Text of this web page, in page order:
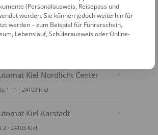
Kiel Nordlicht Center
1-11 · 24103 Kiel
Kiel Karstadt
· 24103 Kiel
(Personalausweis, Reisepass und
werden. Sie können jedoch weiterhin für
werden – zum Beispiel für Führerschein,
Lebenslauf, Schülerausweis oder Online-